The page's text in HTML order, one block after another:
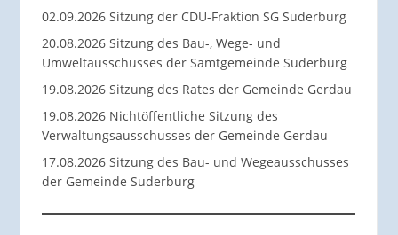
02.09.2026 Sitzung der CDU-Fraktion SG Suderburg
20.08.2026 Sitzung des Bau-, Wege- und
Umweltausschusses der Samtgemeinde Suderburg
19.08.2026 Sitzung des Rates der Gemeinde Gerdau
19.08.2026 Nichtöffentliche Sitzung des
Verwaltungsausschusses der Gemeinde Gerdau
17.08.2026 Sitzung des Bau- und Wegeausschusses
der Gemeinde Suderburg